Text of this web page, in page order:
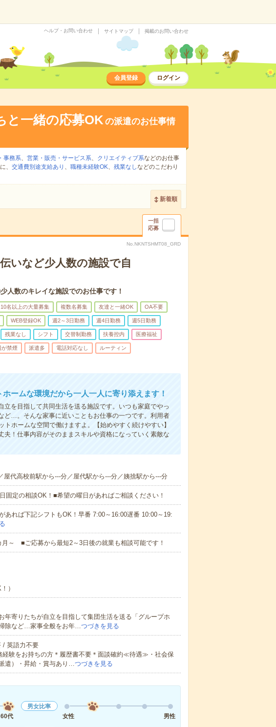
ヘルプ・お問い合わせ サイトマップ 掲載のお問い合わせ
会員登録 ログイン
と一緒の応募OKの派遣のお仕事情
事務系、 営業・販売・サービス系、 クリエイティブ系などのお仕事
、 交通費別途支給あり 、 職種未経験OK、 残業なしなどのこだわり
新着順
一括
応募
No.NKNTSHMT08_GRD
いなど少人数の施設で自
数のキレイな施設でのお仕事です！
10名以上の大量募集 複数名募集 友達と一緒OK OA不要
WEB登録OK 週2～3日勤務 週4日勤務 週5日勤務
残業なし シフト 交替制勤務 扶養控内 医療福祉
が禁煙 派遣多 電話対応なし ルーティン
ームな環境だから一人一人に寄り添えます！
立を目指して共同生活を送る施設です。いつも家庭でやっ
ど…。そんな家事に近いこともお仕事の一つです。利用者
ホームな空間で働けますよ。【始めやすく続けやすい】
！仕事内容がそのままスキルや資格になっていく素敵な
屋代高校前駅から---分／屋代駅から---分／姨捨駅から---分
固定の相談OK！■希望の曜日があればご相談ください！
あれば下記シフトもOK！早番 7:00～16:00遅番 10:00～19:
月～ ■ご応募から最短2～3日後の就業も相談可能です！
）
寄りたちが自立を目指して集団生活を送る「グループホ
除など…家事全般をお年…つづきを見る
/ 英語力不要
験をお持ちの方＊履歴書不要＊面談確約≪待遇≫・社会保
遣）・昇給・賞与あり…つづきを見る
60代
男女比率
女性
男性